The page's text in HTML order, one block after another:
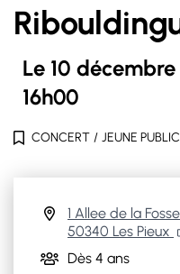
Le 10 décembre
16h00
CONCERT / JEUNE PUBLIC
1 Allee de la
50340 Les Pieux
Dès 4 ans